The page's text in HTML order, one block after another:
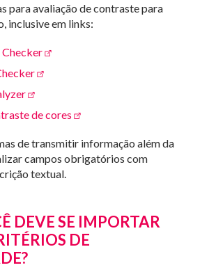
para avaliação de contraste para
inclusive em links:
de cores
de transmitir informação além da
campos obrigatórios com
textual.
DEVE SE IMPORTAR
DE